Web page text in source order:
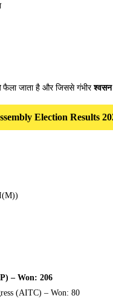
फैला जाता है और जिससे गंभीरश्वसन
Election Results
– Won: 206
(AITC) – Won: 80